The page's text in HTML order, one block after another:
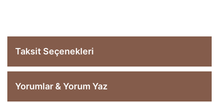
Taksit Seçenekleri
Yorumlar & Yorum Yaz